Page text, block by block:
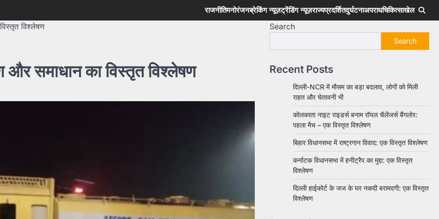
राजनीतिमनोरंजनब्रेकिंग न्यूज़ट्रेंडिंग न्यूज़राज्यप्रदर्शितदुर्घटनाअपराधचिकित्साखेल
विश्लेषण
और समाधान का विस्तृत विश्लेषण
Search
Search
Recent Posts
दिल्ली-NCR में मौसम का बड़ा बदलाव, लोगों को मिली
राहत और चेतावनी भी
कोलकाता नाइट राइडर्स बनाम रॉयल चैलेंजर्स बैंगलोर:
पहला मैच – एक विस्तृत विश्लेषण
बिहार विधानसभा में राष्ट्रगान विवाद: एक विस्तृत विश्लेषण
कर्नाटक विधानसभा में हनीट्रैप का मुद्दा: एक विस्तृत
विश्लेषण
दिल्ली हाईकोर्ट के जज के घर नकदी बरामदगी: एक विस्तृत
विश्लेषण